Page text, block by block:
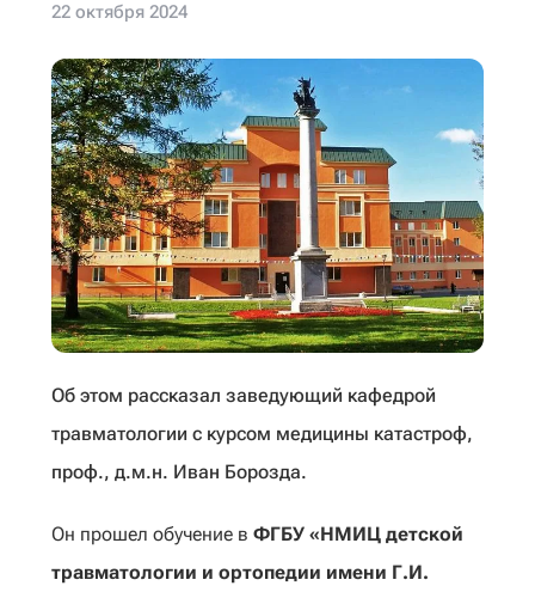
22 октября 2024
Об этом рассказал заведующий кафедрой
травматологии с курсом медицины катастроф,
проф., д.м.н. Иван Борозда.
Он прошел обучение в ФГБУ «НМИЦ детской
травматологии и ортопедии имени Г.И.